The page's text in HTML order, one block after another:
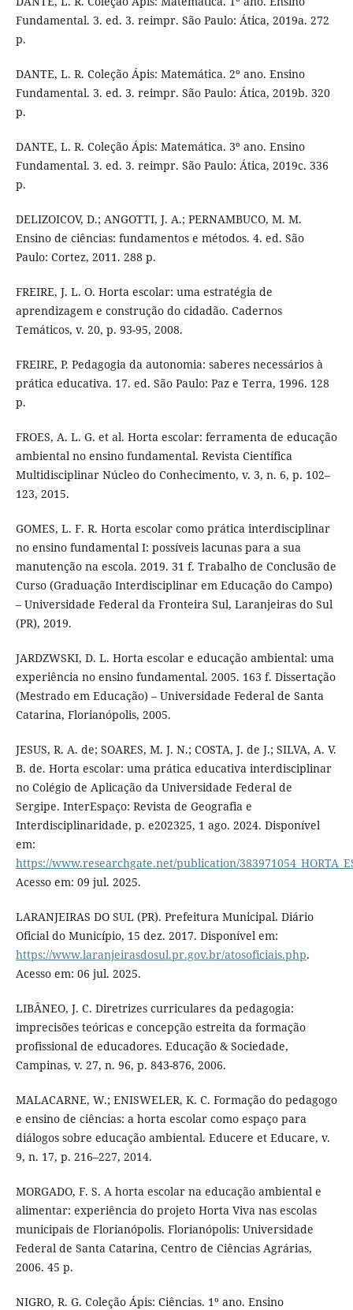
Fundamental. 3. ed. 3. reimpr. São Paulo: Ática, 2019a. 272
p.
DANTE, L. R. Coleção Ápis: Matemática. 2º ano. Ensino
Fundamental. 3. ed. 3. reimpr. São Paulo: Ática, 2019b. 320
p.
DANTE, L. R. Coleção Ápis: Matemática. 3º ano. Ensino
Fundamental. 3. ed. 3. reimpr. São Paulo: Ática, 2019c. 336
p.
DELIZOICOV, D.; ANGOTTI, J. A.; PERNAMBUCO, M. M.
Ensino de ciências: fundamentos e métodos. 4. ed. São
Paulo: Cortez, 2011. 288 p.
FREIRE, J. L. O. Horta escolar: uma estratégia de
aprendizagem e construção do cidadão. Cadernos
Temáticos, v. 20, p. 93-95, 2008.
FREIRE, P. Pedagogia da autonomia: saberes necessários à
prática educativa. 17. ed. São Paulo: Paz e Terra, 1996. 128
p.
FROES, A. L. G. et al. Horta escolar: ferramenta de educação
ambiental no ensino fundamental. Revista Científica
Multidisciplinar Núcleo do Conhecimento, v. 3, n. 6, p. 102–
123, 2015.
GOMES, L. F. R. Horta escolar como prática interdisciplinar
no ensino fundamental I: possíveis lacunas para a sua
manutenção na escola. 2019. 31 f. Trabalho de Conclusão de
Curso (Graduação Interdisciplinar em Educação do Campo)
– Universidade Federal da Fronteira Sul, Laranjeiras do Sul
(PR), 2019.
JARDZWSKI, D. L. Horta escolar e educação ambiental: uma
experiência no ensino fundamental. 2005. 163 f. Dissertação
(Mestrado em Educação) – Universidade Federal de Santa
Catarina, Florianópolis, 2005.
JESUS, R. A. de; SOARES, M. J. N.; COSTA, J. de J.; SILVA, A. V.
B. de. Horta escolar: uma prática educativa interdisciplinar
no Colégio de Aplicação da Universidade Federal de
Sergipe. InterEspaço: Revista de Geografia e
Interdisciplinaridade, p. e202325, 1 ago. 2024. Disponível
em:
https://www.researchgate.net/publication/
Acesso em: 09 jul. 2025.
LARANJEIRAS DO SUL (PR). Prefeitura Municipal. Diário
Oficial do Município, 15 dez. 2017. Disponível em:
https://www.laranjeirasdosul.pr.gov.br/atosoficiais.php.
Acesso em: 06 jul. 2025.
LIBÂNEO, J. C. Diretrizes curriculares da pedagogia:
imprecisões teóricas e concepção estreita da formação
profissional de educadores. Educação & Sociedade,
Campinas, v. 27, n. 96, p. 843-876, 2006.
MALACARNE, W.; ENISWELER, K. C. Formação do pedagogo
e ensino de ciências: a horta escolar como espaço para
diálogos sobre educação ambiental. Educere et Educare, v.
9, n. 17, p. 216–227, 2014.
MORGADO, F. S. A horta escolar na educação ambiental e
alimentar: experiência do projeto Horta Viva nas escolas
municipais de Florianópolis. Florianópolis: Universidade
Federal de Santa Catarina, Centro de Ciências Agrárias,
2006. 45 p.
NIGRO, R. G. Coleção Ápis: Ciências. 1º ano. Ensino